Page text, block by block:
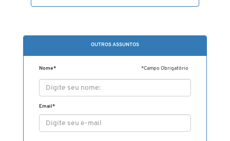
OUTROS ASSUNTOS
*Campo Obrigatório
Nome*
Email*